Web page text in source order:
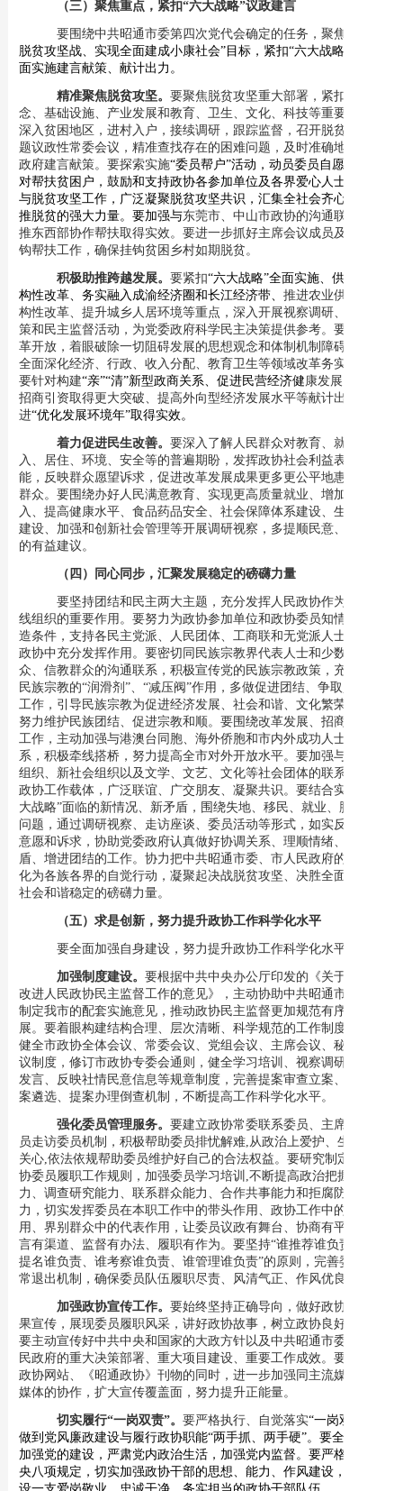
（三）聚焦重点，紧扣“六大战略”议政建言
要围绕中共昭通市委第四次党代会确定的任务，聚焦
脱贫攻坚战、实现全面建成小康社会”目标，紧扣“六大战略”的全
面实施建言献策、献计出力。
精准聚焦脱贫攻坚。 要聚焦脱贫攻坚重大部署，紧扣思想观
念、基础设施、产业发展和教育、卫生、文化、科技等重要问题，
深入贫困地区，进村入户，接续调研，跟踪监督，召开脱贫攻坚专
题议政性常委会议，精准查找存在的困难问题，及时准确地向党委
政府建言献策。要探索实施“委员帮户”活动，动员委员自愿选择结
对帮扶贫困户，鼓励和支持政协各参加单位及各界爱心人士自觉参
与脱贫攻坚工作，广泛凝聚脱贫攻坚共识，汇集全社会齐心协力助
推脱贫的强大力量。要加强与东莞市、中山市政协的沟通联系，助
推东西部协作帮扶取得实效。 要进一步抓好主席会议成员及机关挂
钩帮扶工作，确保挂钩贫困乡村如期脱贫。
积极助推跨越发展。 要紧扣“六大战略”全面实施、供给侧结
构性改革、务实融入成渝经济圈和长江经济带、 推进农业供给侧结
构性改革、提升城乡人居环境等重点， 深入开展视察调研、建言献
策和民主监督活动，为党委政府科学民主决策提供参考。要坚持改
革开放，着眼破除一切阻碍发展的思想观念和体制机制障碍，围绕
全面深化经济、行政、收入分配、教育卫生等领域改革务实建言；
要针对构建“亲”“清”新型政商关系、促进民营经济健康发展、
招商引资取得更大突破、提高外向型经济发展水平等献计出力，促
进“优化发展环境年”取得实效。
着力促进民生改善。 要深入了解人民群众对教育、就业、收
入、居住、环境、安全等的普遍期盼，发挥政协社会利益表达功
能，反映群众愿望诉求，促进改革发展成果更多更公平地惠及广大
群众。 要围绕办好人民满意教育、实现更高质量就业、增加居民收
入、提高健康水平、食品药品安全、社会保障体系建设、生态文明
建设、加强和创新社会管理等开展调研视察，多提顺民意、解民忧
的有益建议。
（四）同心同步，汇聚发展稳定的磅礴力量
要坚持团结和民主两大主题， 充分发挥人民政协作为统一战
线组织的重要作用。 要努力为政协参加单位和政协委员知情议政创
造条件，支持各民主党派、人民团体、工商联和无党派人士在人民
政协中充分发挥作用。要密切同民族宗教界代表人士和少数民族群
众、信教群众的沟通联系，积极宣传党的民族宗教政策，充分发挥
民族宗教的“润滑剂”、“减压阀”作用，多做促进团结、争取人心的
工作，引导民族宗教为促进经济发展、社会和谐、文化繁荣服务，
努力维护民族团结、促进宗教和顺。要围绕改革发展、招商引资等
工作，主动加强与港澳台同胞、海外侨胞和市内外成功人士的联
系，积极牵线搭桥，努力提高全市对外开放水平。要加强与新经济
组织、新社会组织以及文学、文艺、文化等社会团体的联系，延伸
政协工作载体，广泛联谊、广交朋友、凝聚共识。要结合实施“六
大战略”面临的新情况、新矛盾，围绕失地、移民、就业、脱贫等
问题，通过调研视察、走访座谈、委员活动等形式，如实反映群众
意愿和诉求，协助党委政府认真做好协调关系、理顺情绪、化解矛
盾、增进团结的工作。协力把中共昭通市委、市人民政府的主张转
化为各族各界的自觉行动，凝聚起决战脱贫攻坚、决胜全面小康、
社会和谐稳定的磅礴力量。
（五）求是创新，努力提升政协工作科学化水平
要全面加强自身建设，努力提升政协工作科学化水平。
加强制度建设。 要根据中共中央办公厅印发的《关于加强和
改进人民政协民主监督工作的意见》，主动协助中共昭通市委研究
制定我市的配套实施意见， 推动政协民主监督更加规范有序地开
展。 要着眼构建结构合理、层次清晰、科学规范的工作制度，
健全市政协全体会议、常委会议、党组会议、主席会议、秘书长会
议制度，修订市政协专委会通则 ，健全学习培训
、视察调研、大会
发言、反映社情民意信息等规章制度， 完善提案审查立案、重点提
案遴选、提案办理倒查机制， 不断提高工作科学化水平。
强化委员管理服务。 要建立政协常委联系委员、主席会议成
员走访委员机制， 积极帮助委员排忧解难,从政治上爱护、生活上
关心, 依法依规帮助委员维护好自己的合法权益。要研究制定
协委员履职工作规则 ，加强委员学习培训 ,不断提高政治把握能
力、调查研究能力、联系群众能力、合作共事能力和拒腐防变能
力，切实发挥委员在本职工作中的带头作用、政协工作中的主体作
用、界别群众中的代表作用，让委员议政有舞台、协商有平台、建
言有渠道、监督有办法、履职有作为。要坚持“谁推荐谁负责、谁
提名谁负责、谁考察谁负责、谁管理谁负责”的原则，完善委员正
常退出机制，确保委员队伍履职尽责、风清气正、作风优良。
加强政协宣传工作。 要始终坚持正确导向，做好政协履职成
果宣传，展现委员履职风采，讲好政协故事，树立政协良好形象
要主动宣传好中共中央和国家的大政方针以及中共昭通市委、市人
民政府的重大决策部署、重大项目建设、重要工作成效。要在办好
政协网站、《昭通政协》刊物的同时，进一步加强同主流媒体和新
媒体的协作，扩大宣传覆盖面，努力提升正能量。
切实履行“一岗双责”。 要严格执行、自觉落实“一岗双责”，
做到党风廉政建设与履行政协职能“两手抓、两手硬”。要全面从严
加强党的建设，严肃党内政治生活，加强党内监督。要严格执行中
央八项规定，切实加强政协干部的思想、能力、作风建设，努力建
设一支爱岗敬业、忠诚干净、务实担当的政协干部队伍。